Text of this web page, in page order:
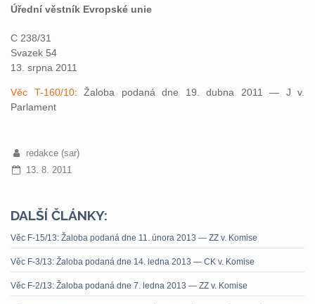
Úřední věstník Evropské unie
C 238/31
Svazek 54
13. srpna 2011
Věc T-160/10: Žaloba podaná dne 19. dubna 2011 — J v.
Parlament
redakce (sar)
13. 8. 2011
DALŠÍ ČLÁNKY:
Věc F-15/13: Žaloba podaná dne 11. února 2013 — ZZ v. Komise
Věc F-3/13: Žaloba podaná dne 14. ledna 2013 — CK v. Komise
Věc F-2/13: Žaloba podaná dne 7. ledna 2013 — ZZ v. Komise